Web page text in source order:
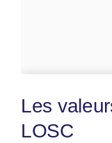
Les
LOSC